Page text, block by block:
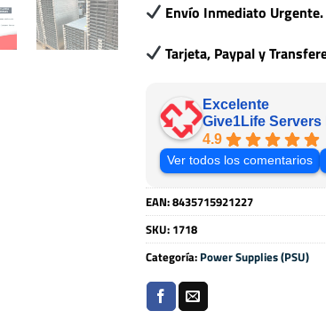
Envío Inmediato Urgente.
Tarjeta, Paypal y
Excelente
Give1Life Servers
4.9
Ver todos los comentarios
EAN:8435715921227
SKU: 1718
Categoría: Power Supplies (PSU)